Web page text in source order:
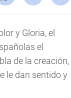
y Gloria, el
el
de la creación,
le dan sentido y